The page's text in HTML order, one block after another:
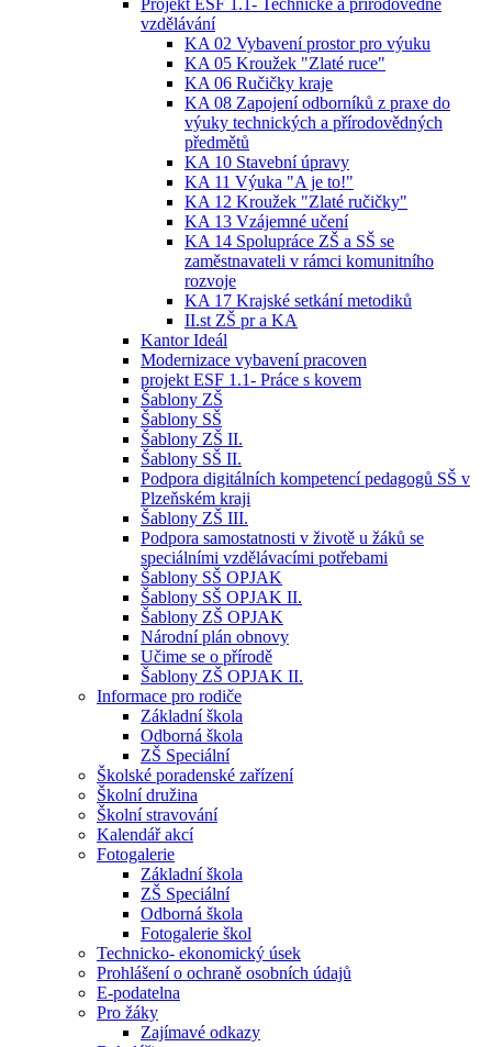
Projekt ESF 1.1- Technické a přírodovědné
vzdělávání
KA 02 Vybavení prostor pro výuku
KA 05 Kroužek "Zlaté ruce"
KA 06 Ručičky kraje
KA 08 Zapojení odborníků z praxe do
výuky technických a přírodovědných
předmětů
KA 10 Stavební úpravy
KA 11 Výuka "A je to!"
KA 12 Kroužek "Zlaté ručičky"
KA 13 Vzájemné učení
KA 14 Spolupráce ZŠ a SŠ se
zaměstnavateli v rámci komunitního
rozvoje
KA 17 Krajské setkání metodiků
II.st ZŠ pr a KA
Kantor Ideál
Modernizace vybavení pracoven
projekt ESF 1.1- Práce s kovem
Šablony ZŠ
Šablony SŠ
Šablony ZŠ II.
Šablony SŠ II.
Podpora digitálních kompetencí pedagogů SŠ v
Plzeňském kraji
Šablony ZŠ III.
Podpora samostatnosti v životě u žáků se
speciálními vzdělávacími potřebami
Šablony SŠ OPJAK
Šablony SŠ OPJAK II.
Šablony ZŠ OPJAK
Národní plán obnovy
Učime se o přírodě
Šablony ZŠ OPJAK II.
Informace pro rodiče
Základní škola
Odborná škola
ZŠ Speciální
Školské poradenské zařízení
Školní družina
Školní stravování
Kalendář akcí
Fotogalerie
Základní škola
ZŠ Speciální
Odborná škola
Fotogalerie škol
Technicko- ekonomický úsek
Prohlášení o ochraně osobních údajů
E-podatelna
Pro žáky
Zajímavé odkazy